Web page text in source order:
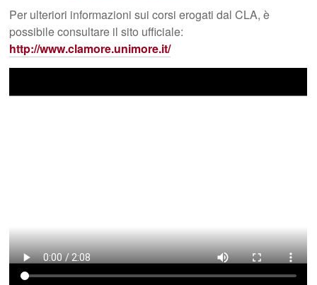
Per ulteriori informazioni sui corsi erogati dal CLA, è
possibile consultare il sito ufficiale:
http://www.clamore.unimore.it/